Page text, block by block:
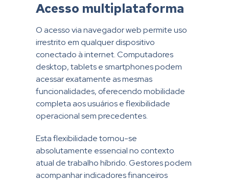
Acesso multiplataforma
O acesso via navegador web permite uso
irrestrito em qualquer dispositivo
conectado à internet. Computadores
desktop, tablets e smartphones podem
acessar exatamente as mesmas
funcionalidades, oferecendo mobilidade
completa aos usuários e flexibilidade
operacional sem precedentes.
Esta flexibilidade tornou-se
absolutamente essencial no contexto
atual de trabalho híbrido. Gestores podem
acompanhar indicadores financeiros